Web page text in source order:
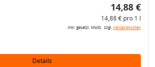
14,88 €
14,88 € pro 1 l
inkl. gesetzl. MwSt., zzgl.Versandkosten
Details